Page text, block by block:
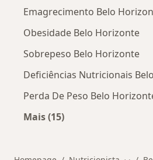
Emagrecimento Belo
Obesidade Belo Horizonte
Sobrepeso Belo Horizonte
Deficiências Nutricionais
Perda De Peso Belo
Mais (15)